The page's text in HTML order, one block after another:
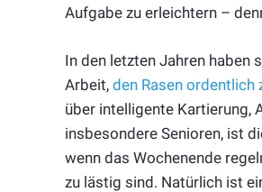
Aufgabe zu erleichtern –
In den letzten Jahren haben
Arbeit, den Rasen ordentlich
über intelligente Kartierung,
insbesondere Senioren, ist
wenn das Wochenende
zu lästig sind. Natürlich ist